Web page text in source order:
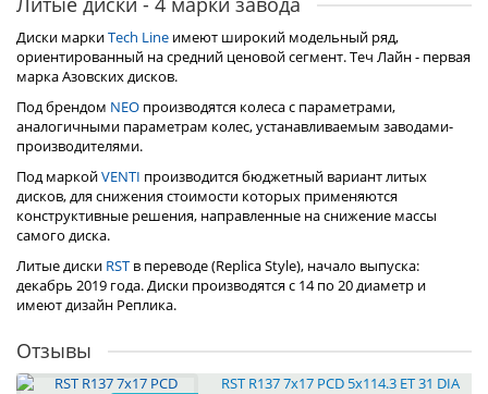
Диски маркиTech Line имеют широкий модельный ряд,
ориентированный на средний ценовой сегмент. Теч Лайн - первая
марка Азовских дисков.
Под брендом NEO производятся колеса с параметрами,
аналогичными параметрам колес, устанавливаемым заводами-
производителями.
Под маркойVENTI производится бюджетный вариант литых
дисков, для снижения стоимости которых применяются
конструктивные решения, направленные на снижение массы
самого диска.
Литые диски RST в переводе (Replica Style), начало выпуска:
декабрь 2019 года. Диски производятся с 14 по 20 диаметр и
имеют дизайн Реплика.
Отзывы
RST R137 7x17 PCD 5x114.3 ET 31 DIA